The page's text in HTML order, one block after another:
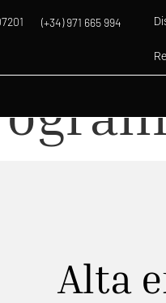
(+34) 971 665 994
Alta